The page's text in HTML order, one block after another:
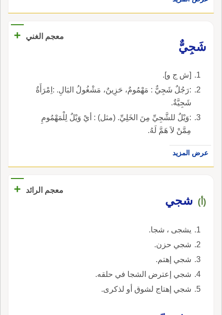
معجم الغني
+
شَجِيٌّ
[ش ج و].
:رَجُلٌ شَجِيٌّ : مَهْمُومٌ، حَزِينٌ، مَشْغُولُ البَالِ. :اِمْرَأَةٌ
شَجِيَّةٌ.
:وَيْلٌ للشَّجِيِّ مِنَ الخَلِيِّ. (مثل) : أيْ وَيْلٌ لِلْمَهْمُومِ
مِمَّنْ لاَ هَمَّ لَهُ.
عرض المزيد
معجم الرائد +
(أ) شجي
يشجى ، شجا.
شجي حزن.
شجي إهتم.
شجي إعترض الشجا في حلقه.
شجي إهتاج لشوق أو لذكرى.